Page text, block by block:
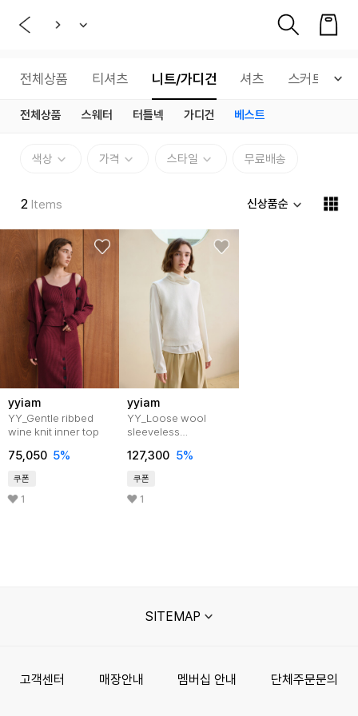
전체상품 티셔츠 니트/가디건 셔츠 스커트
전체상품 스웨터 터틀넥 가디건 베스트
색상 가격 스타일 무료배송
2 Items 신상품순
yyiam
YY_Gentle ribbed
wine knit inner top
75,050 5%
쿠폰
1
yyiam
YY_Loose wool
sleeveless
127,300 5%
쿠폰
1
SITEMAP
고객센터 매장안내 멤버십 안내 단체주문문의